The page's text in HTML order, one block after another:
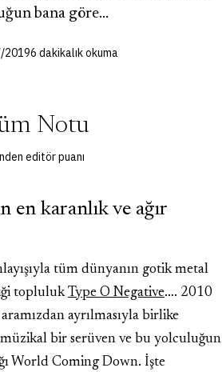
bana göre…
20196 dakikalık okuma
Notu
editör puanı
en karanlık ve ağır
tüm dünyanın gotik metal
toplulukType O Negative…. 2010
aramızdan ayrılmasıyla birlike
bir serüven ve bu yolculuğun
World Coming Down. İşte